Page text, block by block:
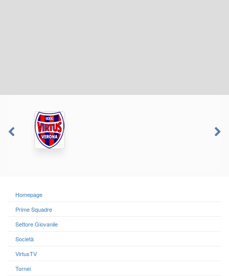
Homepage
Prime Squadre
Settore Giovanile
Società
VirtusTV
Tornei